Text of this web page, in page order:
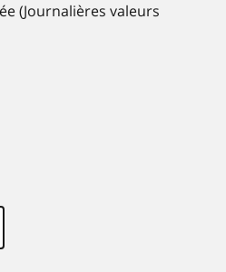
(Journalières valeurs